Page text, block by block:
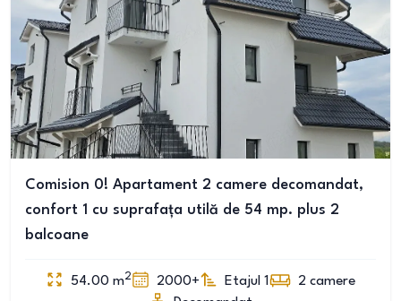
Comision 0! Apartament 2 camere decomandat,
confort 1 cu suprafața utilă de 54 mp. plus 2
balcoane
54.00 m2 2000+ Etajul 1 2 camere